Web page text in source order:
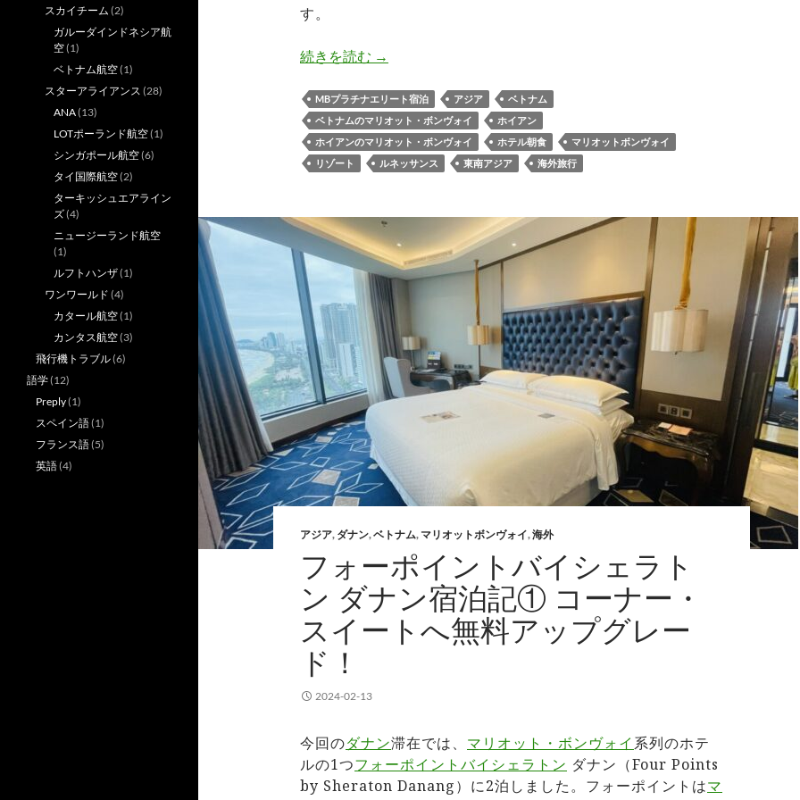
す。
続きを読む ルネッサンスホイアンリゾート&スパ 宿泊記 ルネッサンスらしい
→
MBプラチナエリート宿泊 アジア
ベトナム
ベトナムのマリオット・ボンヴォイ
ホイアン
ホイアンのマリオット・ボンヴォイ
ホテル朝食
マリオットボンヴォイ
リゾート
ルネッサンス 東南アジア 海外旅行
アジア, ダナン,ベトナム, マリオットボンヴォイ,海外
フォーポイントバイシェラト
ン ダナン宿泊記① コーナー・
スイートへ無料アップグレー
ド！
2024-02-13
今回のダナン滞在では、 マリオット・ボンヴォイ 系列のホテ
ルの1つフォーポイントバイシェラトン ダナン（Four Points
by Sheraton Danang）に2泊しました。フォーポイントはマ
スカイチーム (2)
ガルーダインドネシア航
空(1)
ベトナム航空(1)
スターアライアンス (28)
ANA(13)
LOTポーランド航空(1)
シンガポール航空(6)
タイ国際航空(2)
ターキッシュエアライン
ズ(4)
ニュージーランド航空
(1)
ルフトハンザ(1)
ワンワールド (4)
カタール航空(1)
カンタス航空(3)
飛行機トラブル(6)
語学(12)
Preply(1)
スペイン語(1)
フランス語(5)
英語(4)